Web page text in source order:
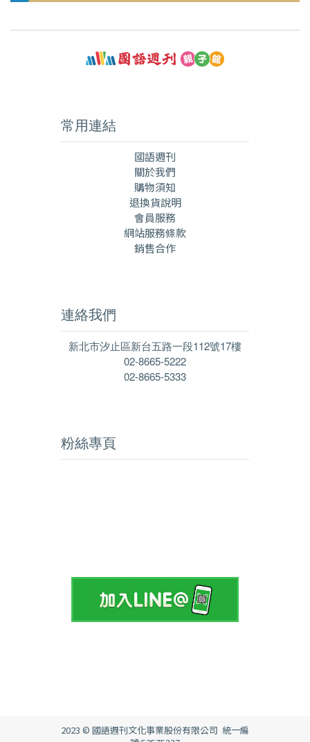
常用連結
國語週刊
關於我們
購物須知
退換貨說明
會員服務
網站服務條款
銷售合作
連絡我們
新北市汐止區新台五路一段112號17樓
02-8665-5222
02-8665-5333
粉絲專頁
2023 © 國語週刊文化事業股份有限公司 統一編